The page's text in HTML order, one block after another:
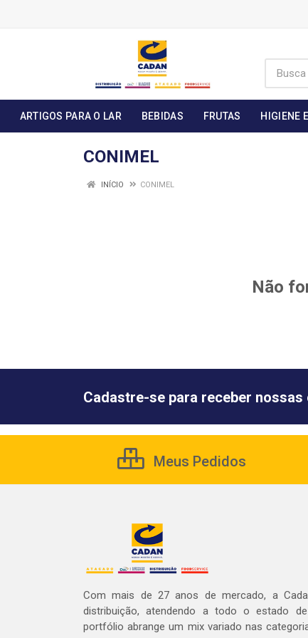
ARTIGOS PARA O LAR BEBIDAS FRUTAS HIGIENE
CONIMEL
INÍCIO CONIMEL
Não
Cadastre-se para receber
Meus Pedidos
Com mais de 27 anos de mercado, a
distribuição, atendendo a todo o estado de
portfólio abrange um mix variado nas